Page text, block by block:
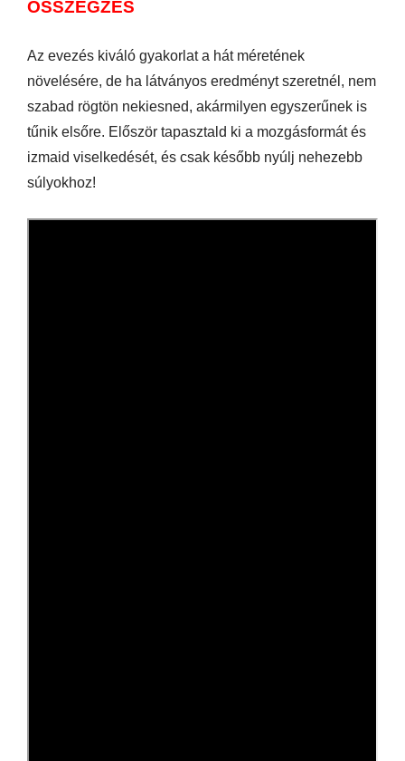
ÖSSZEGZÉS
Az evezés kiváló gyakorlat a hát méretének
növelésére, de ha látványos eredményt szeretnél, nem
szabad rögtön nekiesned, akármilyen egyszerűnek is
tűnik elsőre. Először tapasztald ki a mozgásformát és
izmaid viselkedését, és csak később nyúlj nehezebb
súlyokhoz!